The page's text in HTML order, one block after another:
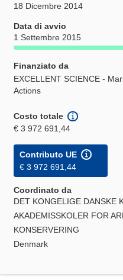
18 Dicembre 2014
Data di avvio
1 Settembre 2015
Finanziato da
EXCELLENT SCIENCE -
Actions
Costo totale
€ 3 972 691,44
Contributo UE
€ 3 972 691,44
Coordinato da
DET KONGELIGE DANSKE
AKADEMISSKOLER FOR
KONSERVERING
Denmark